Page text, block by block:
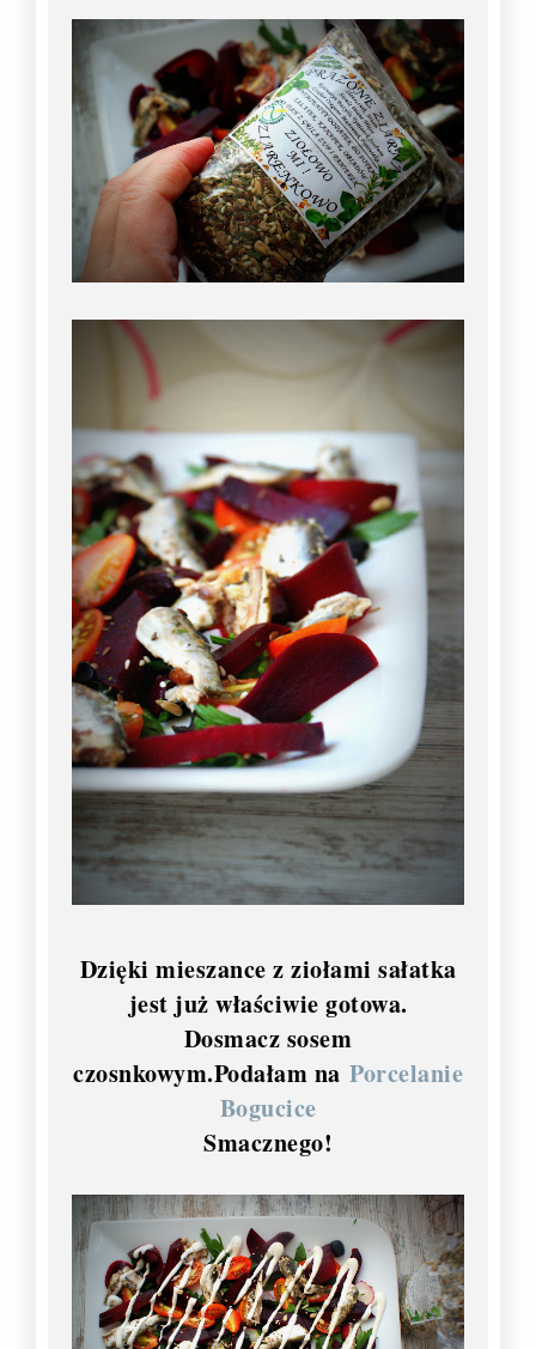
Dzięki mieszance z ziołami sałatka
jest już właściwie gotowa.
Dosmacz sosem
czosnkowym.Podałam na Porcelanie
Bogucice
Smacznego!